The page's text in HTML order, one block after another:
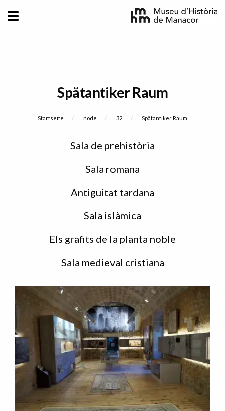
Spätantiker Raum
Breadcrumb
Startseite node 32 Current:
Spätantiker Raum
Sala de prehistòria
Sala romana
Antiguitat tardana
Sala islàmica
Els grafits de la planta noble
Sala medieval cristiana